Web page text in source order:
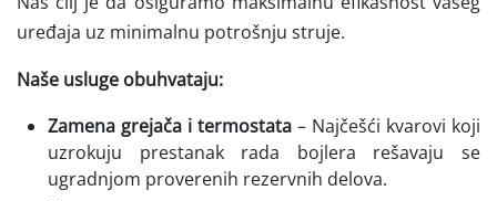
uređaja uz minimalnu potrošnju struje.
Naše usluge obuhvataju:
Zamena grejača i termostata – Najčešći kvarovi koji
uzrokuju prestanak rada bojlera rešavaju se
ugradnjom proverenih rezervnih delova.